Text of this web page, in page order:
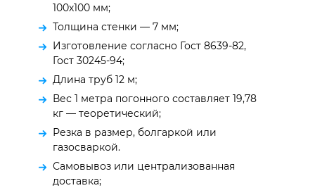
100х100 мм;
Толщина стенки — 7 мм;
Изготовление согласно Гост 8639-82,
Гост 30245-94;
Длина труб 12 м;
Вес 1 метра погонного составляет 19,78
кг — теоретический;
Резка в размер, болгаркой или
газосваркой.
Самовывоз или централизованная
доставка;